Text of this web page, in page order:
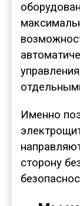
Именно
сторону